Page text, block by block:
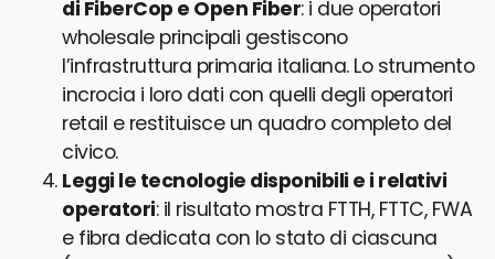
di FiberCop e Open Fiber: i due operatori
wholesale principali gestiscono
l’infrastruttura primaria italiana. Lo strumento
incrocia i loro dati con quelli degli operatori
retail e restituisce un quadro completo del
civico.
Leggi le tecnologie disponibili e i relativi
operatori: il risultato mostra FTTH, FTTC, FWA
e fibra dedicata con lo stato di ciascuna